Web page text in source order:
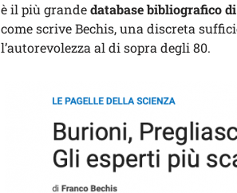
è il più grandedatabase bibliografico
come scrive Bechis, una discreta
l’autorevolezza al di sopra degli 80.